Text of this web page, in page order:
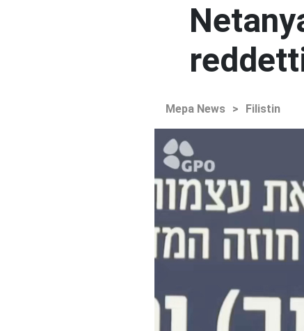
Mepa News > Filistin